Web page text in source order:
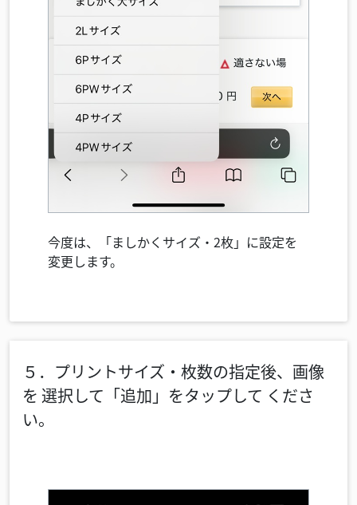
今度は、「ましかくサイズ・2枚」に設定を
変更します。
５．プリントサイズ・枚数の指定後、画像
を 選択して「追加」をタップして くださ
い。